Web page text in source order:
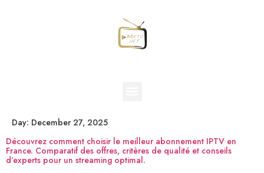
Day: December 27, 2025
Découvrez comment choisir le meilleur abonnement IPTV en
France. Comparatif des offres, critères de qualité et conseils
d’experts pour un streaming optimal.